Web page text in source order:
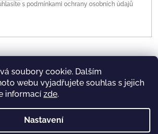
soubory cookie. Dalším
webu vyjadřujete souhlas s jejich
informací zde.
Nastavení
s podmínkami ochrany osobních údajů
FB: Tatra Trucks Store